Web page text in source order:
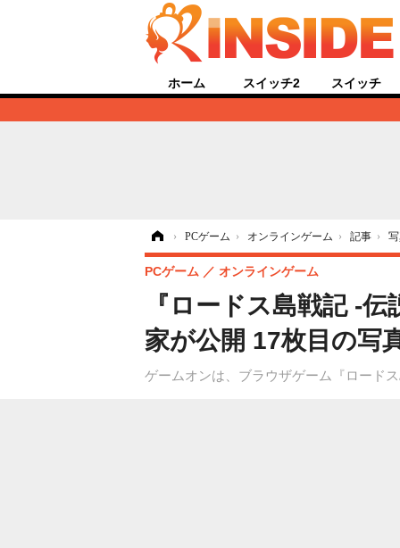
ホーム スイッチ2 スイッチ
› PCゲーム › オンラインゲーム › 記事 ›
『ロードス島戦記 -
家が公開 17枚目の写
ゲームオンは、ブラウザゲーム『ロード
PCゲーム オンラインゲーム